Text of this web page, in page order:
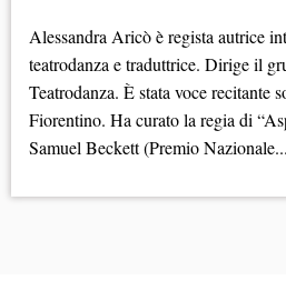
Alessandra Aricò è regista autrice
teatrodanza e traduttrice. Dirige il
Teatrodanza. È stata voce recitante
Fiorentino. Ha curato la regia di
Samuel Beckett (Premio Nazionale...